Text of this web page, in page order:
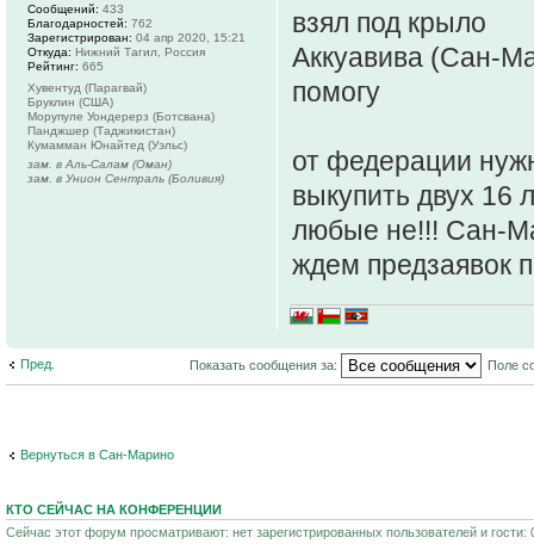
взял под крыло
Аккуавива (Сан-
помогу
от федерации
выкупить двух 16
любые не!!! Сан-
ждем предзаявок
Сообщений: 433
Благодарностей: 762
Зарегистрирован: 04 апр 2020, 15:21
Откуда: Нижний Тагил, Россия
Рейтинг: 665
Хувентуд (Парагвай)
Бруклин (США)
Морупуле Уондерерз (Ботсвана)
Панджшер (Таджикистан)
Кумамман Юнайтед (Уэльс)
зам. в Аль-Салам (Оман)
зам. в Унион Сентраль (Боливия)
Пред. Показать сообщения за: Поле
Вернуться в Сан-Марино
КТО СЕЙЧАС НА КОНФЕРЕНЦИИ
Сейчас этот форум просматривают: нет зарегистрированных пользователей и гости: